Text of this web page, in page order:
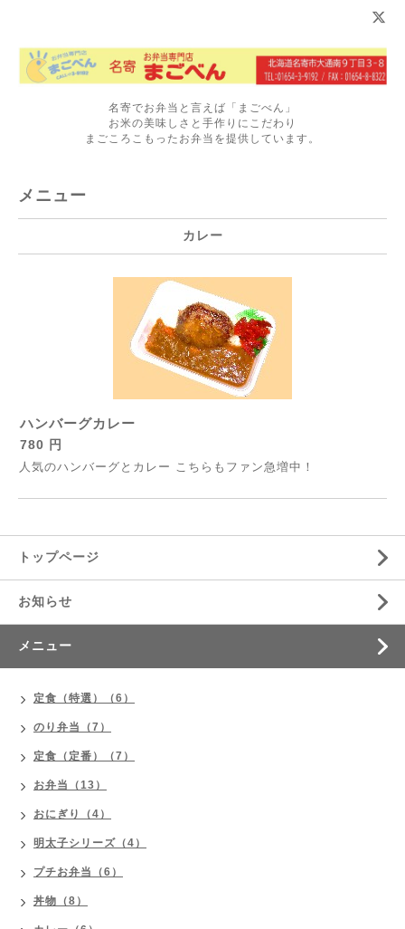
名寄でお弁当と言えば「まごべん」
お米の美味しさと手作りにこだわり
まごころこもったお弁当を提供しています。
メニュー
カレー
ハンバーグカレー
780 円
人気のハンバーグとカレー こちらもファン急増中！
トップページ
お知らせ
メニュー
定食（特選）（6）
のり弁当（7）
定食（定番）（7）
お弁当（13）
おにぎり（4）
明太子シリーズ（4）
プチお弁当（6）
丼物（8）